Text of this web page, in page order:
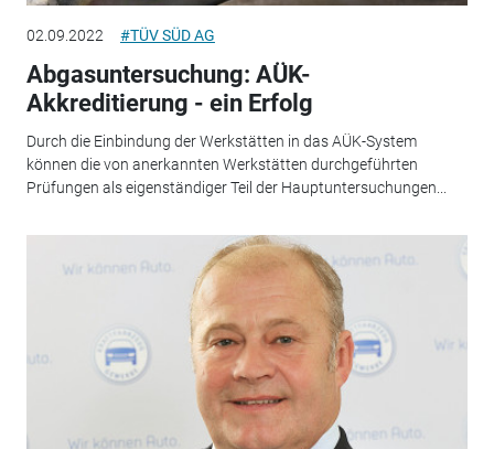
02.09.2022 #TÜV SÜD AG
Abgasuntersuchung: AÜK-
Akkreditierung - ein Erfolg
Durch die Einbindung der Werkstätten in das AÜK-System
können die von anerkannten Werkstätten durchgeführten
Prüfungen als eigenständiger Teil der Hauptuntersuchungen...